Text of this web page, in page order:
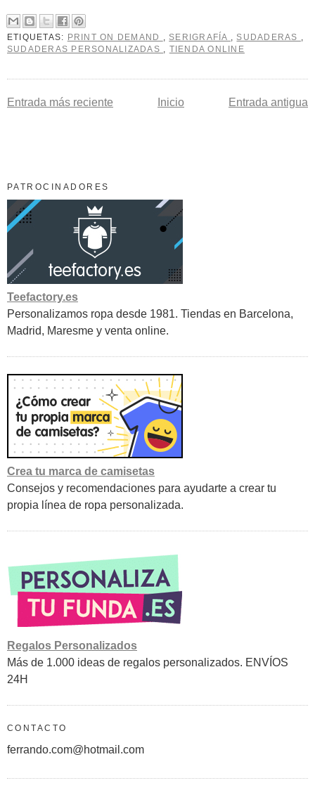
ETIQUETAS: PRINT ON DEMAND ,SERIGRAFÍA ,SUDADERAS
SUDADERAS PERSONALIZADAS
TIENDA ONLINE
Entrada más reciente Entrada antigua
Inicio
PATROCINADORES
Teefactory.es
Personalizamos ropa desde 1981. Tiendas en Barcelona,
Madrid, Maresme y venta online.
Crea tu marca de camisetas
Consejos y recomendaciones para ayudarte a crear tu
propia línea de ropa personalizada.
Regalos Personalizados
Más de 1.000 ideas de regalos personalizados. ENVÍOS
24H
CONTACTO
ferrando.com@hotmail.com